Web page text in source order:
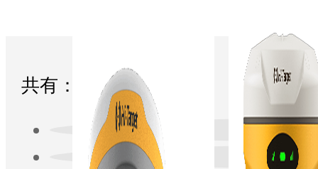
共有：